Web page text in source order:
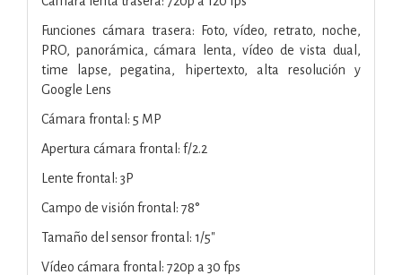
Funciones cámara trasera: Foto, vídeo, retrato, noche,
PRO, panorámica, cámara lenta, vídeo de vista dual,
time lapse, pegatina, hipertexto, alta resolución y
Google Lens
Cámara frontal: 5 MP
Apertura cámara frontal: f/2.2
Lente frontal: 3P
Campo de visión frontal: 78°
Tamaño del sensor frontal: 1/5"
Vídeo cámara frontal: 720p a 30 fps